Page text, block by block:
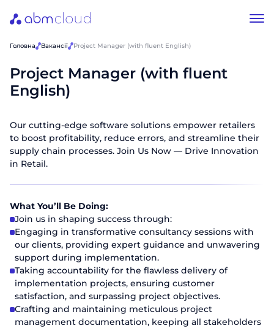
Головна Вакансії Project Manager (with fluent English)
Project Manager (with fluent
English)
Our cutting-edge software solutions empower retailers
to boost profitability, reduce errors, and streamline their
supply chain processes. Join Us Now — Drive Innovation
in Retail.
What You’ll Be Doing:
Join us in shaping success through:
Engaging in transformative consultancy sessions with
our clients, providing expert guidance and unwavering
support during implementation.
Taking accountability for the flawless delivery of
implementation projects, ensuring customer
satisfaction, and surpassing project objectives.
Crafting and maintaining meticulous project
management documentation, keeping all stakeholders